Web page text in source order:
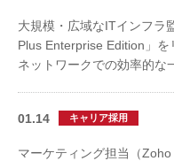
大規模・広域なITインフラ
Plus Enterprise Edition」
ネットワークでの効率的な
01.14 キャリア採用
マーケティング担当（